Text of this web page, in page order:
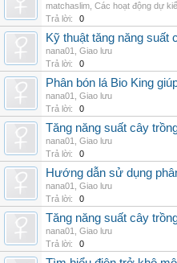
matchaslim Các hoạt động dự
Trả lời:
0
Kỹ thuật tăng năng suất
nana01
Giao lưu
Trả lời:
0
Phân bón lá Bio King
nana01
Giao lưu
Trả lời:
0
Tăng năng suất cây
nana01
Giao lưu
Trả lời:
0
Hướng dẫn sử dụng
nana01
Giao lưu
Trả lời:
0
Tăng năng suất cây
nana01
Giao lưu
Trả lời:
0